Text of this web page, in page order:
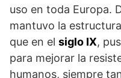
uso en toda Europa.
mantuvo la
que en el siglo IX,
para mejorar la
humanos, siempre